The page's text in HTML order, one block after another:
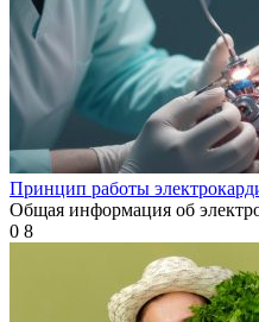
Принцип работы
Общая информация об
0 8